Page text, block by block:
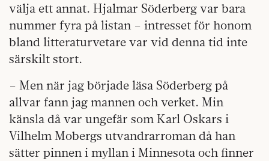
välja ett annat. Hjalmar Söderberg var bara
nummer fyra på listan – intresset för honom
bland litteraturvetare var vid denna tid inte
särskilt stort.
– Men när jag började läsa Söderberg på
allvar fann jag mannen och verket. Min
känsla då var ungefär som Karl Oskars i
Vilhelm Mobergs utvandrarroman då han
sätter pinnen i myllan i Minnesota och finner